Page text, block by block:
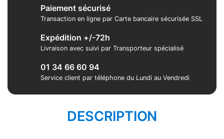
Paiement sécurisé
Transaction en ligne par Carte bancaire sécurisée SSL
Expédition +/-72h
Livraison avec suivi par Transporteur spécialisé
01 34 66 60 94
Service client par téléphone du Lundi au Vendredi
DESCRIPTION